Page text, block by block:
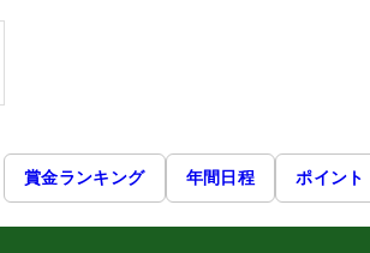
賞金ランキング 年間日程 ポイント